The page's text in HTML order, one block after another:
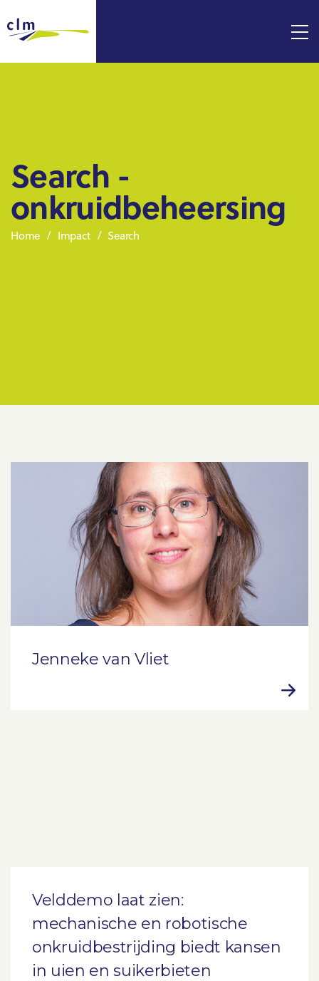
Search -
onkruidbeheersing
Home Impact Search
Jenneke van Vliet
Velddemo laat zien:
mechanische en robotische
onkruidbestrijding biedt kansen
in uien en suikerbieten